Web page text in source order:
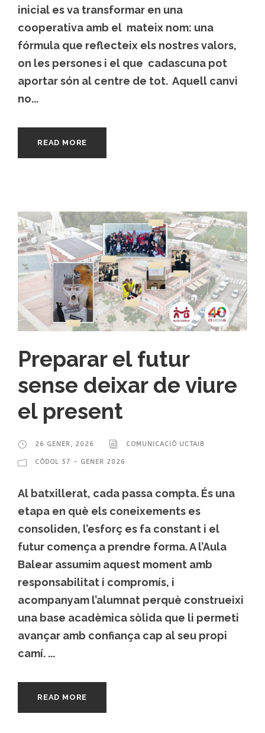
inicial es va transformar en una
cooperativa amb el mateix nom: una
fórmula que reflecteix els nostres valors,
on les persones i el que cadascuna pot
aportar són al centre de tot. Aquell canvi
no...
READ MORE
Preparar el futur
sense deixar de viure
el present
26 GENER, 2026 COMUNICACIÓ UCTAIB
CÒDOL 57 - GENER 2026
Al batxillerat, cada passa compta. És una
etapa en què els coneixements es
consoliden, l’esforç es fa constant i el
futur comença a prendre forma. A l’Aula
Balear assumim aquest moment amb
responsabilitat i compromís, i
acompanyam l’alumnat perquè construeixi
una base acadèmica sòlida que li permeti
avançar amb confiança cap al seu propi
camí. ...
READ MORE